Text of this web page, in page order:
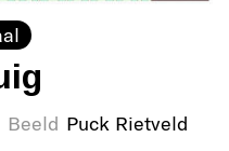
Beeld Puck Rietveld